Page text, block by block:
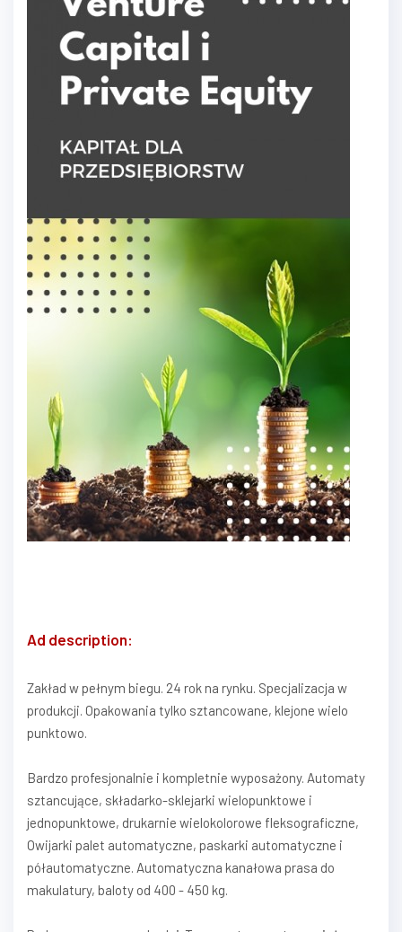
Ad description:
Zakład w pełnym biegu. 24 rok na rynku. Specjalizacja w
produkcji. Opakowania tylko sztancowane, klejone wielo
punktowo.
Bardzo profesjonalnie i kompletnie wyposażony. Automaty
sztancujące, składarko-sklejarki wielopunktowe i
jednopunktowe, drukarnie wielokolorowe fleksograficzne,
Owijarki palet automatyczne, paskarki automatyczne i
półautomatyczne. Automatyczna kanałowa prasa do
makulatury, baloty od 400 - 450 kg.